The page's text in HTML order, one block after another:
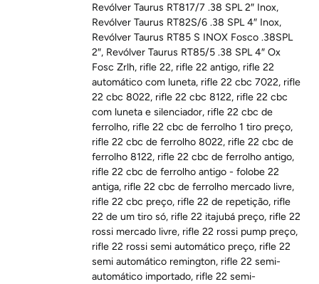
Revólver Taurus RT817/7 .38 SPL 2″ Inox,
Revólver Taurus RT82S/6 .38 SPL 4″ Inox,
Revólver Taurus RT85 S INOX Fosco .38SPL
2″, Revólver Taurus RT85/5 .38 SPL 4″ Ox
Fosc Zrlh, rifle 22, rifle 22 antigo, rifle 22
automático com luneta, rifle 22 cbc 7022, rifle
22 cbc 8022, rifle 22 cbc 8122, rifle 22 cbc
com luneta e silenciador, rifle 22 cbc de
ferrolho, rifle 22 cbc de ferrolho 1 tiro preço,
rifle 22 cbc de ferrolho 8022, rifle 22 cbc de
ferrolho 8122, rifle 22 cbc de ferrolho antigo,
rifle 22 cbc de ferrolho antigo - folobe 22
antiga, rifle 22 cbc de ferrolho mercado livre,
rifle 22 cbc preço, rifle 22 de repetição, rifle
22 de um tiro só, rifle 22 itajubá preço, rifle 22
rossi mercado livre, rifle 22 rossi pump preço,
rifle 22 rossi semi automático preço, rifle 22
semi automático remington, rifle 22 semi-
automático importado, rifle 22 semi-